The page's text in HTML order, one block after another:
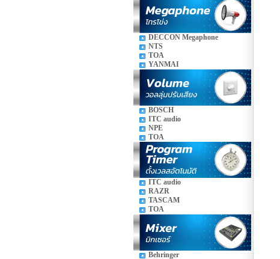
DECCON Megaphone
NTS
TOA
YANMAI
BOSCH
ITC audio
NPE
TOA
ITC audio
RAZR
TASCAM
TOA
Behringer